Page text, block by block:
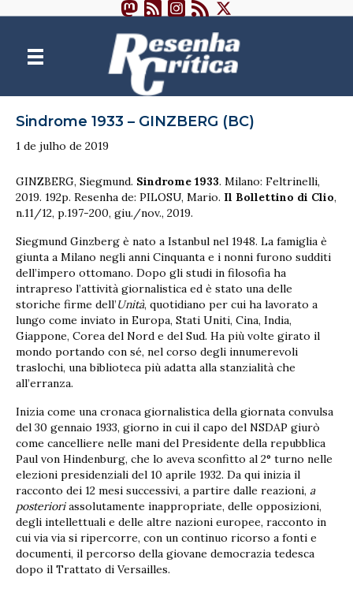
Sindrome 1933 – GINZBERG (BC)
1 de julho de 2019
GINZBERG, Siegmund. Sindrome 1933. Milano: Feltrinelli,
2019. 192p. Resenha de: PILOSU, Mario. Il Bollettino di Clio,
n.11/12, p.197-200, giu./nov., 2019.
Siegmund Ginzberg è nato a Istanbul nel 1948. La famiglia è
giunta a Milano negli anni Cinquanta e i nonni furono sudditi
dell’impero ottomano. Dopo gli studi in filosofia ha
intrapreso l’attività giornalistica ed è stato una delle
storiche firme dell’Unità, quotidiano per cui ha lavorato a
lungo come inviato in Europa, Stati Uniti, Cina, India,
Giappone, Corea del Nord e del Sud. Ha più volte girato il
mondo portando con sé, nel corso degli innumerevoli
traslochi, una biblioteca più adatta alla stanzialità che
all’erranza.
Inizia come una cronaca giornalistica della giornata convulsa
del 30 gennaio 1933, giorno in cui il capo del NSDAP giurò
come cancelliere nelle mani del Presidente della repubblica
Paul von Hindenburg, che lo aveva sconfitto al 2° turno nelle
elezioni presidenziali del 10 aprile 1932. Da qui inizia il
racconto dei 12 mesi successivi, a partire dalle reazioni, a
posterioriassolutamente inappropriate, delle opposizioni,
degli intellettuali e delle altre nazioni europee, racconto in
cui via via si ripercorre, con un continuo ricorso a fonti e
documenti, il percorso della giovane democrazia tedesca
dopo il Trattato di Versailles.